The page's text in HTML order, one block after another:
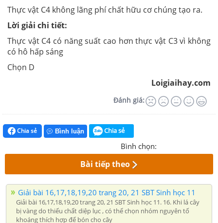
Thực vật C4 không lãng phí chất hữu cơ chúng tạo ra.
Lời giải chi tiết:
Thực vật C4 có năng suất cao hơn thực vật C3 vì không
có hô hấp sáng
Chọn D
Loigiaihay.com
Đánh giá:
Chia sẻ Bình luận Chia sẻ
Bình chọn:
Bài tiếp theo
Giải bài 16,17,18,19,20 trang 20, 21 SBT Sinh học 11
Giải bài 16,17,18,19,20 trang 20, 21 SBT Sinh học 11. 16. Khi lá cây
bị vàng do thiếu chất diệp lục , có thể chọn nhóm nguyên tố
khoáng thích hợp để bón cho cây